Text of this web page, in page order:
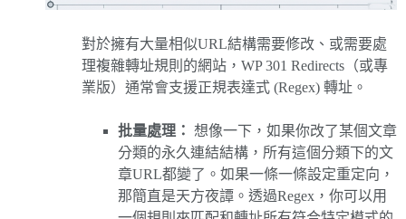
對於擁有大量相似URL結構需要修改、或需要處
理複雜轉址規則的網站，WP 301 Redirects（或專
業版）通常會支援正規表達式 (Regex) 轉址。
批量處理： 想像一下，如果你改了某個文章
分類的永久連結結構，所有這個分類下的文
章URL都變了。如果一條一條設定重定向，
那簡直是天方夜譚。透過Regex，你可以用